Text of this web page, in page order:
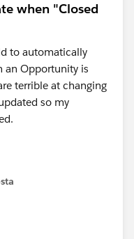
when "Closed
to automatically
an Opportunity is
terrible at changing
so my